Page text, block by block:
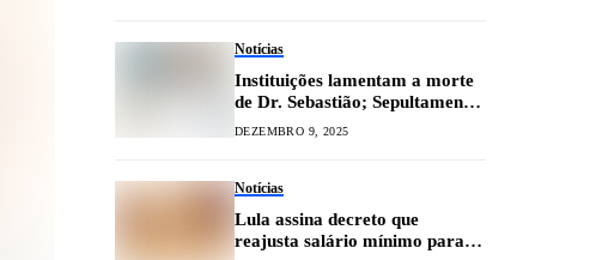
Notícias
Instituições lamentam a morte
de Dr. Sebastião; Sepultamento
será amanhã
DEZEMBRO 9, 2025
Notícias
Lula assina decreto que
reajusta salário mínimo para